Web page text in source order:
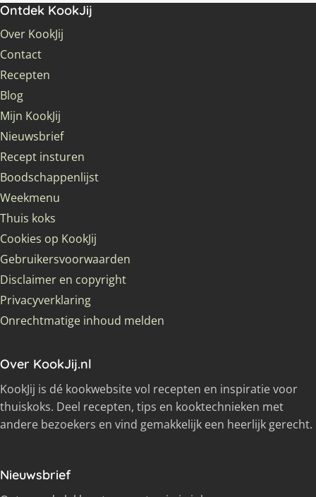
Ontdek KookJij
Over KookJij
Contact
Recepten
Blog
Mijn KookJij
Nieuwsbrief
Recept insturen
Boodschappenlijst
Weekmenu
Thuis koks
Cookies op KookJij
Gebruikersvoorwaarden
Disclaimer en copyright
Privacyverklaring
Onrechtmatige inhoud melden
Over KookJij.nl
KookJij is dé kookwebsite vol recepten en inspiratie voor
thuiskoks. Deel recepten, tips en kooktechnieken met
andere bezoekers en vind gemakkelijk een heerlijk gerecht.
Nieuwsbrief